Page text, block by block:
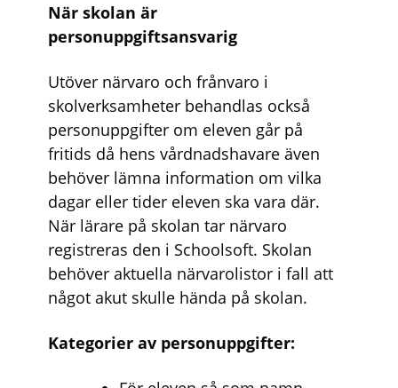
När skolan är
personuppgiftsansvarig
Utöver närvaro och frånvaro i
skolverksamheter behandlas också
personuppgifter om eleven går på
fritids då hens vårdnadshavare även
behöver lämna information om vilka
dagar eller tider eleven ska vara där.
När lärare på skolan tar närvaro
registreras den i Schoolsoft. Skolan
behöver aktuella närvarolistor i fall att
något akut skulle hända på skolan.
Kategorier av personuppgifter: